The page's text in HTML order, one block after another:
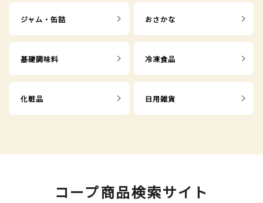
ジャム・缶詰 おさかな
基礎調味料 冷凍食品
化粧品 日用雑貨
コープ商品検索サイト